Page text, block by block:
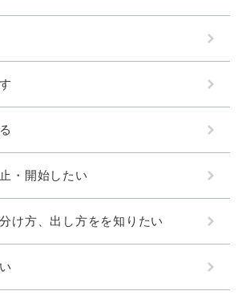
・開始したい
け方、出し方をを知りたい